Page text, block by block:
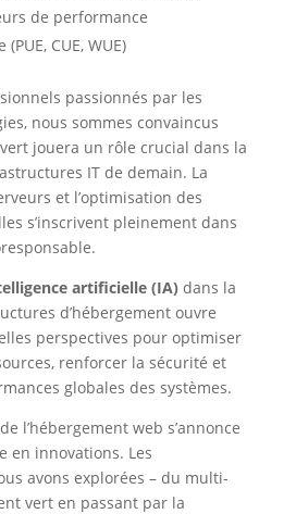
de performance
CUE, WUE)
passionnés par les
nous sommes convaincus
jouera un rôle crucial dans la
IT de demain. La
et l’optimisation des
s’inscrivent pleinement dans
artificielle (IA) dans la
d’hébergement ouvre
perspectives pour optimiser
renforcer la sécurité et
globales des systèmes.
l’hébergement web s’annonce
en innovations. Les
avons explorées – du multi-
vert en passant par la